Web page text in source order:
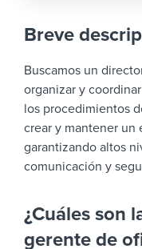
Breve
Buscamos un
organizar y
los procedimientos
crear y mantener un
garantizando altos
comunicación y
¿Cuáles son
gerente de